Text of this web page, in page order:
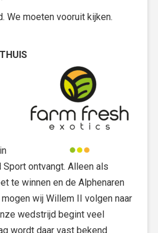
We moeten vooruit kijken.
ontvangt. Alleen als
te winnen en de Alphenaren
wij Willem II volgen naar
wedstrijd begint veel
wordt daar vast bekend